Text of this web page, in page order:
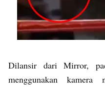
Dilansir dari Mirror,
menggunakan